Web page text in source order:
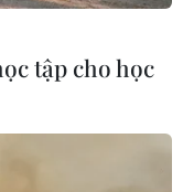
tập cho học